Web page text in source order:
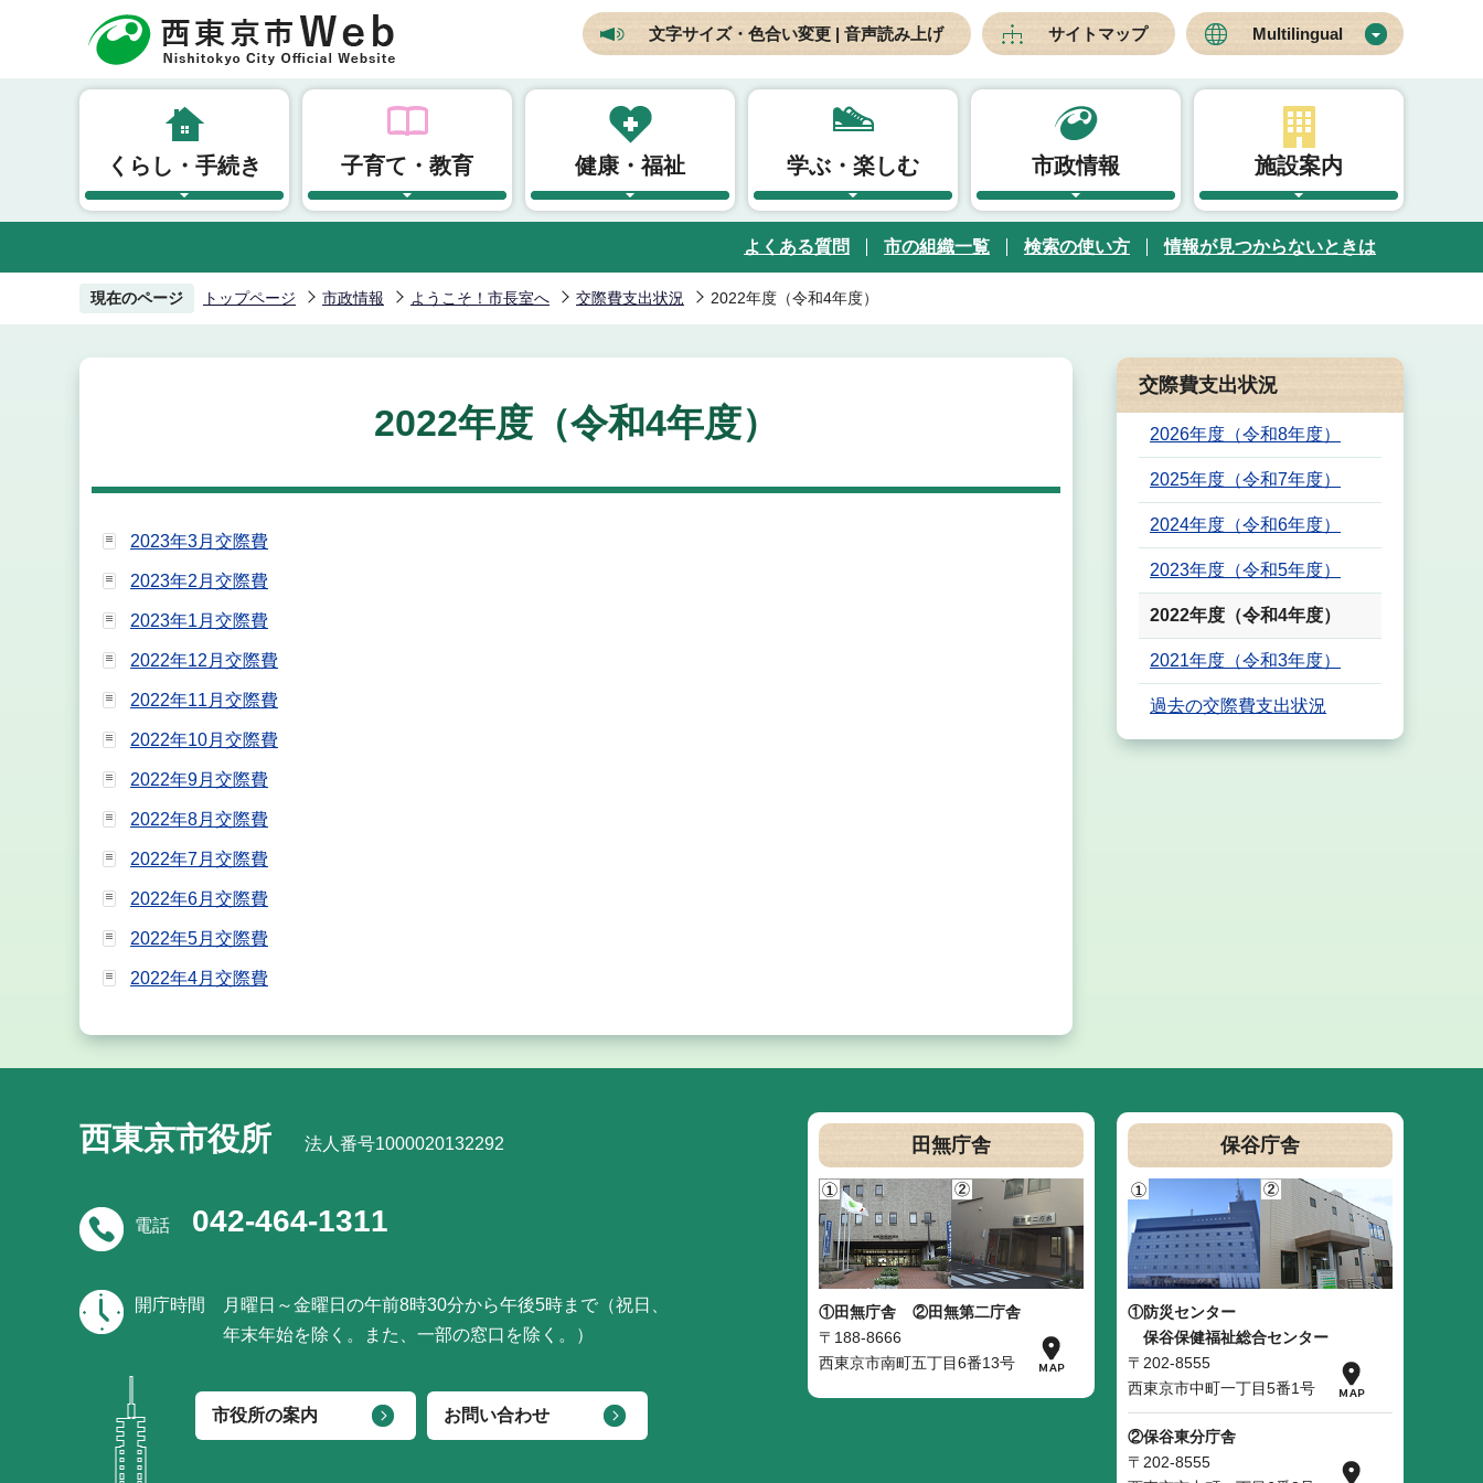
頭
文字サイズ・色合い変更 | 音声読み上げ サイトマップ Multilingual
くらし・手続き 子育て・教育 健康・福祉 学ぶ・楽しむ 市政情報 施設案内
よくある質問 市の組織一覧 検索の使い方 情報が見つからないときは
現在のページ トップページ 市政情報 ようこそ！市長室へ 交際費支出状況 2022年度（令和4年度）
2022年度（令和4年度）
2023年3月交際費
2023年2月交際費
2023年1月交際費
2022年12月交際費
2022年11月交際費
2022年10月交際費
2022年9月交際費
2022年8月交際費
2022年7月交際費
2022年6月交際費
2022年5月交際費
2022年4月交際費
交際費支出状況
2026年度（令和8年度）
2025年度（令和7年度）
2024年度（令和6年度）
2023年度（令和5年度）
2022年度（令和4年度）
2021年度（令和3年度）
過去の交際費支出状況
西東京市役所 法人番号1000020132292
電話 042-464-1311
開庁時間
月曜日～金曜日の午前8時30分から午後5時まで（祝日、
年末年始を除く。また、一部の窓口を除く。）
市役所の案内 お問い合わせ
田無庁舎
①田無庁舎
②田無第二庁舎
〒188-8666
西東京市南町五丁目6番13号
保谷庁舎
①防災センター
保谷保健福祉総合センター
〒202-8555
西東京市中町一丁目5番1号
②保谷東分庁舎
〒202-8555